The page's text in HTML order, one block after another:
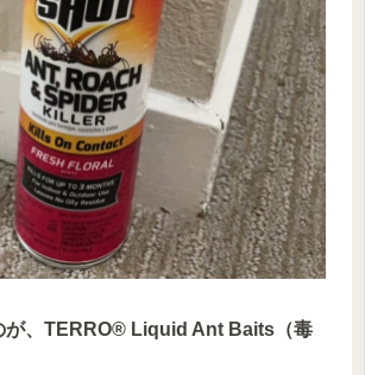
が、TERRO® Liquid Ant Baits（毒